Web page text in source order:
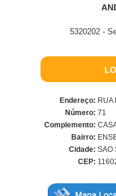
5320202 -
Endereço: RUA
Número: 71
Complemento:
Bairro:
Cidade: SAO
CEP: